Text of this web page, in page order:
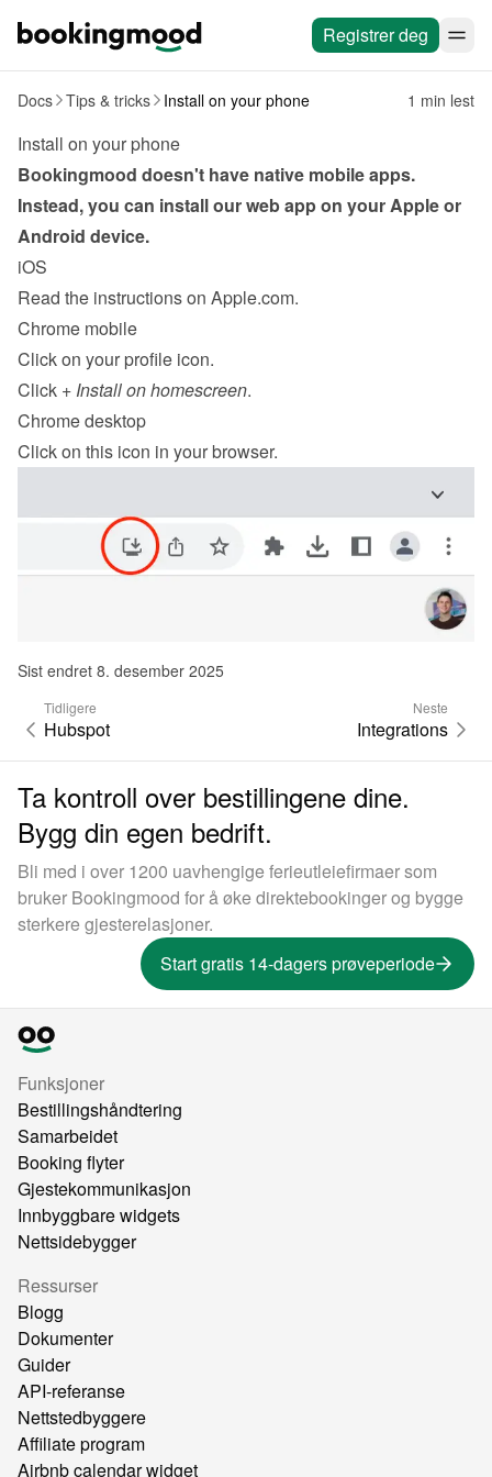
Registrer deg
Docs Tips & tricks Install on your phone 1 min lest
Install on your phone
Bookingmood doesn't have native mobile apps.
Instead, you can install our web app on your Apple or
Android device.
iOS
Read the instructions on Apple.com.
Chrome mobile
Click on your profile icon.
Click + Install on homescreen.
Chrome desktop
Click on this icon in your browser.
Sist endret 8. desember 2025
Tidligere
Hubspot
Neste
Integrations
Ta kontroll over bestillingene dine.
Bygg din egen bedrift.
Bli med i over 1200 uavhengige ferieutleiefirmaer som
bruker Bookingmood for å øke direktebookinger og bygge
sterkere gjesterelasjoner.
Start gratis 14-dagers prøveperiode
Funksjoner
Bestillingshåndtering
Samarbeidet
Booking flyter
Gjestekommunikasjon
Innbyggbare widgets
Nettsidebygger
Ressurser
Blogg
Dokumenter
Guider
API-referanse
Nettstedbyggere
Affiliate program
Airbnb calendar widget